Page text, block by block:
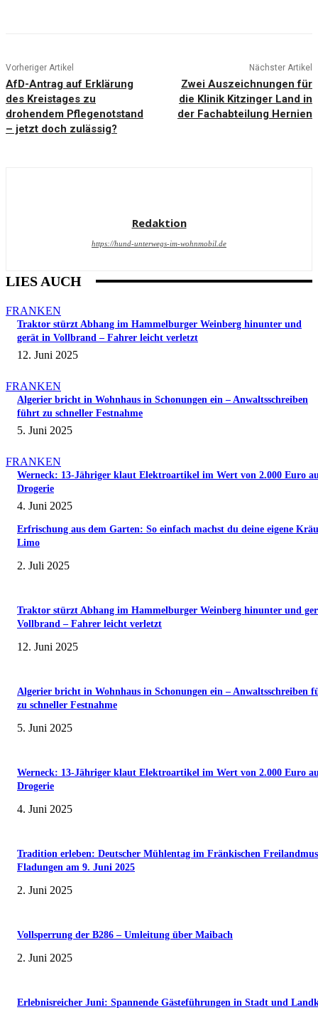
Vorheriger Artikel
AfD-Antrag auf Erklärung
des Kreistages zu
drohendem Pflegenotstand
– jetzt doch zulässig?
Nächster Artikel
Zwei Auszeichnungen für
die Klinik Kitzinger Land in
der Fachabteilung Hernien
Redaktion
https://hund-unterwegs-im-wohnmobil.de
LIES AUCH
FRANKEN
Traktor stürzt Abhang im Hammelburger Weinberg hinunter und
gerät in Vollbrand – Fahrer leicht verletzt
12. Juni 2025
FRANKEN
Algerier bricht in Wohnhaus in Schonungen ein – Anwaltsschreiben
führt zu schneller Festnahme
5. Juni 2025
FRANKEN
Werneck: 13-Jähriger klaut Elektroartikel im Wert von 2.000 Euro
Drogerie
4. Juni 2025
Erfrischung aus dem Garten: So einfach machst du deine eigene
Limo
2. Juli 2025
Traktor stürzt Abhang im Hammelburger Weinberg hinunter und
Vollbrand – Fahrer leicht verletzt
12. Juni 2025
Algerier bricht in Wohnhaus in Schonungen ein – Anwaltsschreiben
zu schneller Festnahme
5. Juni 2025
Werneck: 13-Jähriger klaut Elektroartikel im Wert von 2.000 Euro
Drogerie
4. Juni 2025
Tradition erleben: Deutscher Mühlentag im Fränkischen
Fladungen am 9. Juni 2025
2. Juni 2025
Vollsperrung der B286 – Umleitung über Maibach
2. Juni 2025
Erlebnisreicher Juni: Spannende Gästeführungen in Stadt und